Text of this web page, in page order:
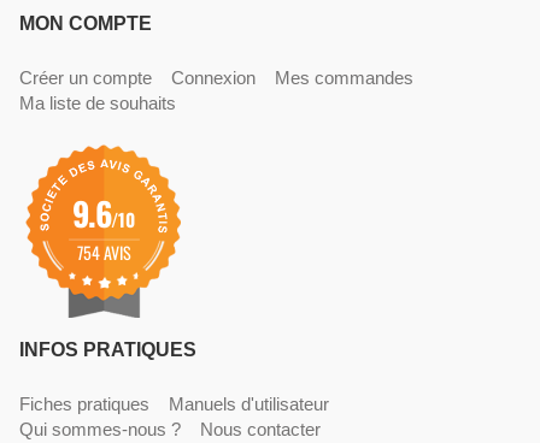
MON COMPTE
Créer un compte Connexion
Mes commandes
Ma liste de souhaits
9.6/10
754 AVIS
INFOS PRATIQUES
Fiches pratiques
Manuels d'utilisateur
Qui sommes-nous ?
Nous contacter